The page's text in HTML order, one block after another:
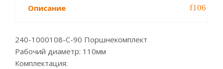
Описание
240-1000108-С-90 Поршнекомплект
Рабочий диаметр: 110мм
Комплектация: